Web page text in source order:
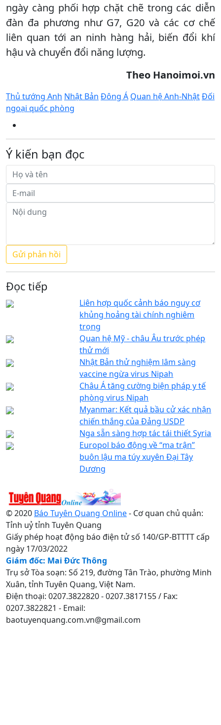
ngày càng phối hợp chặt chẽ trong các diễn
đàn đa phương như G7, G20 và các cơ chế
liên quan tới an ninh hàng hải, biến đổi khí
hậu và chuyển đổi năng lượng.
Theo Hanoimoi.vn
Thủ tướng Anh Nhật Bản Đông Á Quan hệ Anh-NhậtĐối
ngoại quốc phòng
Ý kiến bạn đọc
Đọc tiếp
Liên hợp quốc cảnh báo nguy cơ
khủng hoảng tài chính nghiêm
trọng
Quan hệ Mỹ - châu Âu trước phép
thử mới
Nhật Bản thử nghiệm lâm sàng
vaccine ngừa virus Nipah
Châu Á tăng cường biện pháp y tế
phòng virus Nipah
Myanmar: Kết quả bầu cử xác nhận
chiến thắng của Đảng USDP
Nga sẵn sàng hợp tác tái thiết Syria
Europol báo động về “ma trận”
buôn lậu ma túy xuyên Đại Tây
Dương
© 2020 Báo Tuyên Quang Online- Cơ quan chủ quản:
Tỉnh uỷ tỉnh Tuyên Quang
Giấy phép hoạt động báo điện tử số 140/GP-BTTTT cấp
ngày 17/03/2022
Giám đốc: Mai Đức Thông
Trụ sở Tòa soạn: Số 219, đường Tân Trào, phường Minh
Xuân, tỉnh Tuyên Quang, Việt Nam.
Điện thoại: 0207.3822820 - 0207.3817155 / Fax:
0207.3822821 - Email:
baotuyenquang.com.vn@gmail.com